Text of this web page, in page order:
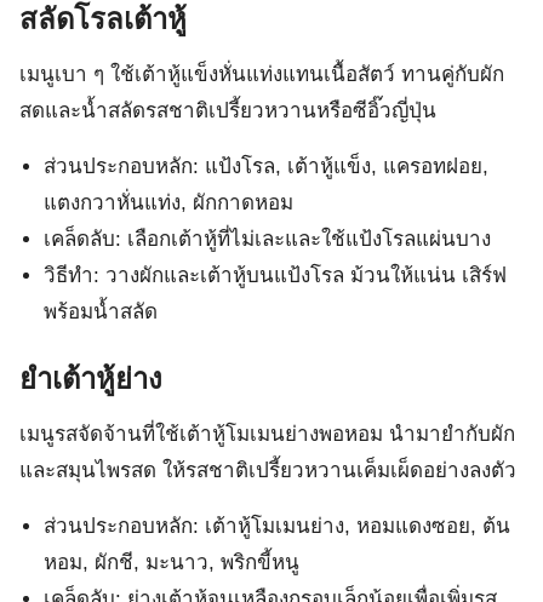
สลัดโรลเต้าหู้
เมนูเบา ๆ ใช้เต้าหู้แข็งหั่นแท่งแทนเนื้อสัตว์ ทานคู่กับผัก
สดและน้ำสลัดรสชาติเปรี้ยวหวานหรือซีอิ๊วญี่ปุ่น
ส่วนประกอบหลัก: แป้งโรล, เต้าหู้แข็ง, แครอทฝอย,
แตงกวาหั่นแท่ง, ผักกาดหอม
เคล็ดลับ: เลือกเต้าหู้ที่ไม่เละและใช้แป้งโรลแผ่นบาง
วิธีทำ: วางผักและเต้าหู้บนแป้งโรล ม้วนให้แน่น เสิร์ฟ
พร้อมน้ำสลัด
ยำเต้าหู้ย่าง
เมนูรสจัดจ้านที่ใช้เต้าหู้โมเมนย่างพอหอม นำมายำกับผัก
และสมุนไพรสด ให้รสชาติเปรี้ยวหวานเค็มเผ็ดอย่างลงตัว
ส่วนประกอบหลัก: เต้าหู้โมเมนย่าง, หอมแดงซอย, ต้น
หอม, ผักชี, มะนาว, พริกขี้หนู